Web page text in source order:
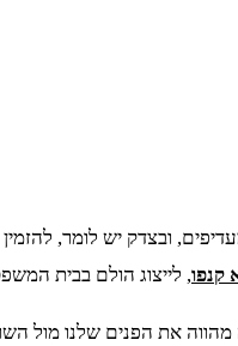
ובצדק יש לומר,
קנפו, לייצוג הולם בבית
את הפנים שלנו מול